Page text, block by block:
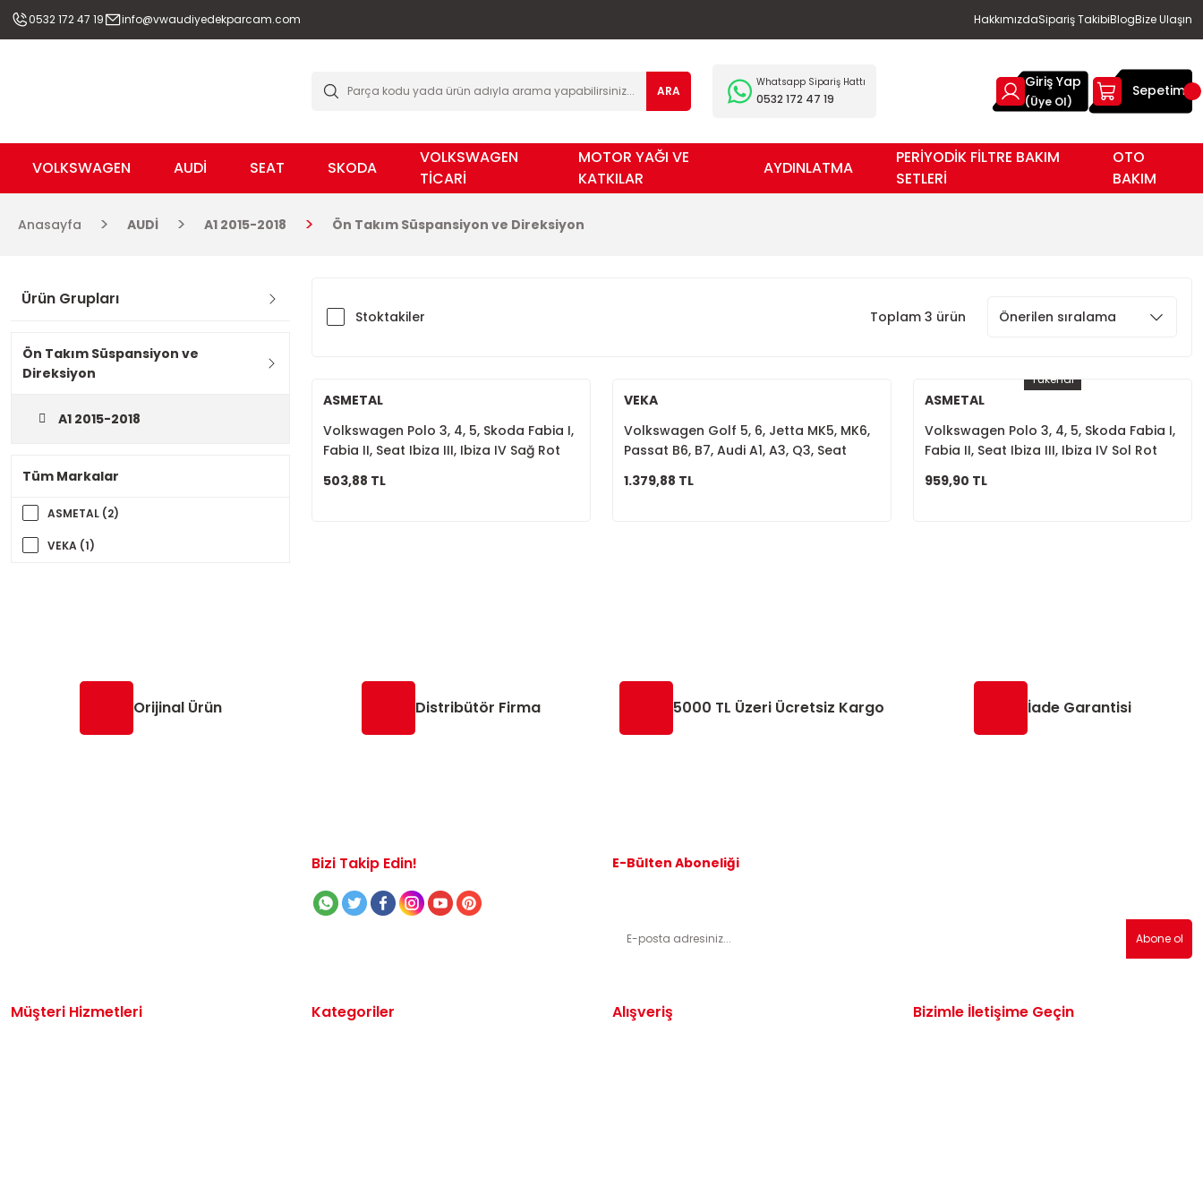
0532 172 47 19 info@vwaudiyedekparcam.com HakkımızdaSipariş TakibiBlogBize Ulaşın
ARA
Whatsapp Sipariş Hattı
0532 172 47 19
Giriş Yap
(Üye Ol)
Sepetim
VOLKSWAGEN AUDİ SEAT SKODA
VOLKSWAGEN
TİCARİ
MOTOR YAĞI VE
KATKILAR
AYDINLATMA
PERİYODİK FİLTRE BAKIM
SETLERİ
OTO
BAKIM
Anasayfa AUDİ A1 2015-2018 Ön Takım Süspansiyon ve Direksiyon
Ürün Grupları
Ön Takım Süspansiyon ve
Direksiyon
A1 2015-2018
Tüm Markalar
ASMETAL (2)
VEKA (1)
Stoktakiler Toplam 3 ürün
ASMETAL
Volkswagen Polo 3, 4, 5, Skoda Fabia I,
Fabia II, Seat Ibiza III, Ibiza IV Sağ Rot
503,88 TL
VEKA
Volkswagen Golf 5, 6, Jetta MK5, MK6,
Passat B6, B7, Audi A1, A3, Q3, Seat
Porya 1T0498621
1.379,88 TL
Tükendi
ASMETAL
Volkswagen Polo 3, 4, 5, Skoda Fabia I,
Fabia II, Seat Ibiza III, Ibiza IV Sol Rot
959,90 TL
Orijinal Ürün Distribütör Firma 5000 TL Üzeri Ücretsiz Kargo İade Garantisi
Bizi Takip Edin! E-Bülten Aboneliği
Abone ol
Müşteri Hizmetleri Kategoriler Alışveriş Bizimle İletişime Geçin